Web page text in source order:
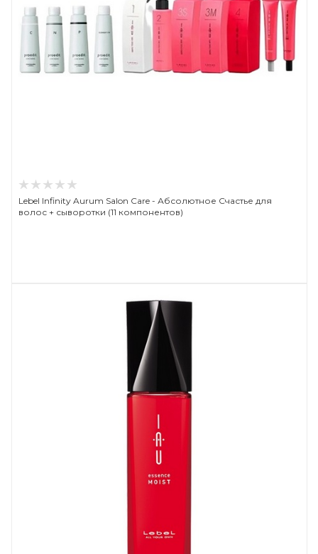
Lebel Infinity Aurum Salon Care - Абсолютное Счастье для
волос + сыворотки (11 компонентов)